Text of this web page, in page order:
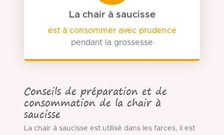
La chair à saucisse
est à consommer avec prudence
pendant la grossesse
Conseils de préparation et de
consommation de la chair à
saucisse
La chair à saucisse est utilisé dans les farces, il est